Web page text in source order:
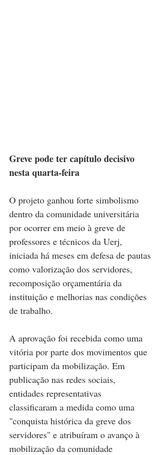
Greve pode ter capítulo decisivo
nesta quarta-feira
O projeto ganhou forte simbolismo
dentro da comunidade universitária
por ocorrer em meio à greve de
professores e técnicos da Uerj,
iniciada há meses em defesa de pautas
como valorização dos servidores,
recomposição orçamentária da
instituição e melhorias nas condições
de trabalho.
A aprovação foi recebida como uma
vitória por parte dos movimentos que
participam da mobilização. Em
publicação nas redes sociais,
entidades representativas
classificaram a medida como uma
"conquista histórica da greve dos
servidores" e atribuíram o avanço à
mobilização da comunidade